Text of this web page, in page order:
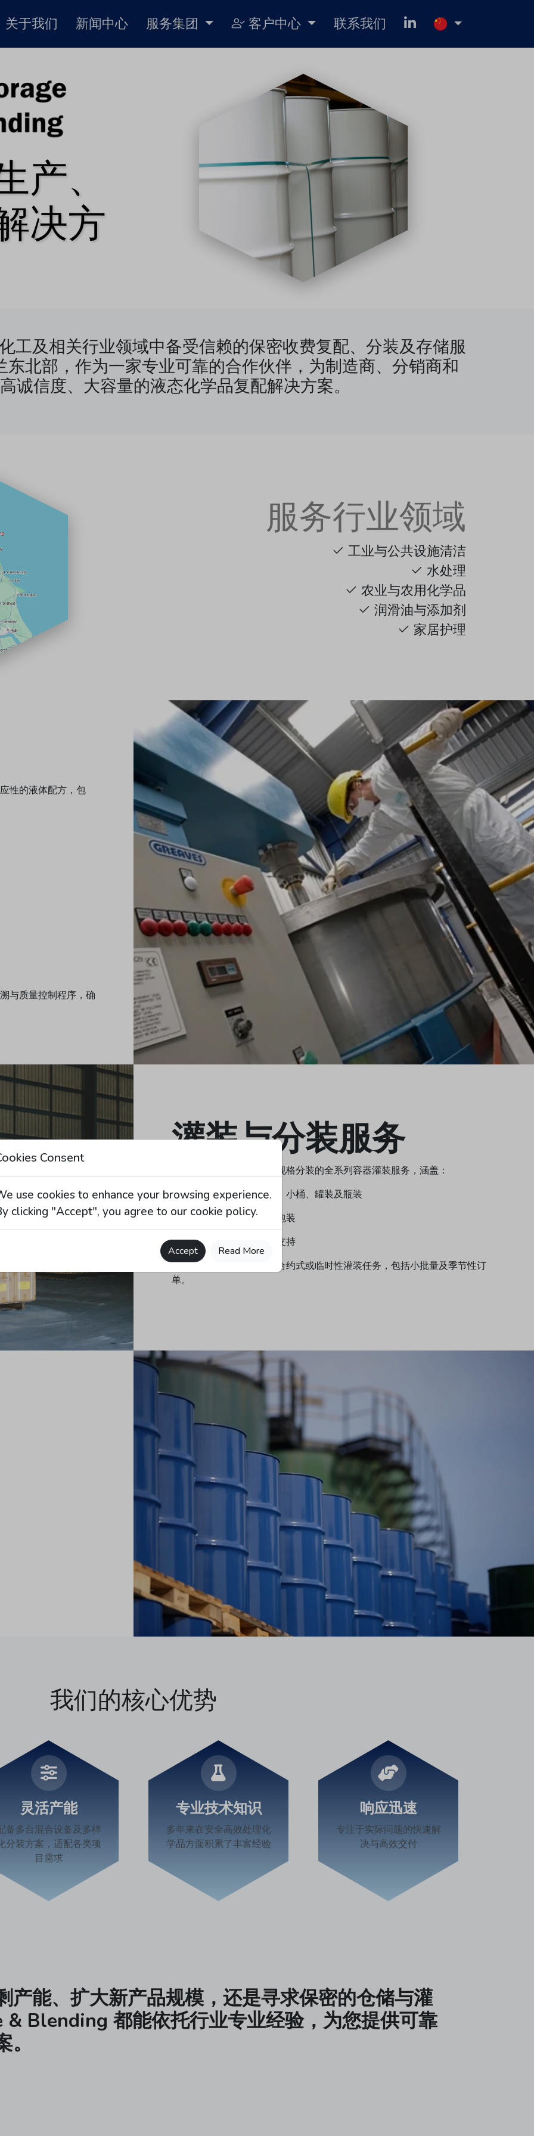
关于我们 新闻中心 服务集团 客户中心 联系我们
、
决方
工及相关行业领域中备受信赖的保密收费复配、分装及存储服
北部，作为一家专业可靠的合作伙伴，为制造商、分销商和
诚信度、大容量的液态化学品复配解决方案。
服务行业领域
工业与公共设施清洁
水处理
农业与农用化学品
润滑油与添加剂
家居护理
性的液体配方，包
与质量控制程序，确
灌装与分装服务
我们提供从大宗包装到小规格分装的全系列容器灌装服务，涵盖：
中型散装容器、圆桶、小桶、罐装及瓶装
客户品牌定制或素面包装
完整标签贴附及文档支持
我们的资深团队能够执行合约式或临时性灌装任务，包括小批量及季节性订
单。
我们的核心优势
灵活产能
备多台混合设备及多样
分装方案，适配各类项
目需求
专业技术知识
多年来在安全高效处理化
学品方面积累了丰富经验
响应迅速
专注于实际问题的快速解
决与高效交付
产能、扩大新产品规模，还是寻求保密的仓储与灌
Blending 都能依托行业专业经验，为您提供可靠
Consent
use cookies to enhance your browsing experience.
clicking "Accept", you agree to our cookie policy.
Accept Read More